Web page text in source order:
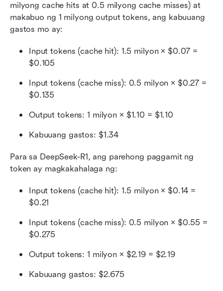
milyong cache hits at 0.5 milyong cache misses) at
makabuo ng 1 milyong output tokens, ang kabuuang
gastos mo ay:
Input tokens (cache hit): 1.5 milyon × $0.07 =
$0.105
Input tokens (cache miss): 0.5 milyon × $0.27 =
$0.135
Output tokens: 1 milyon × $1.10 = $1.10
Kabuuang gastos: $1.34
Para sa DeepSeek-R1, ang parehong paggamit ng
token ay magkakahalaga ng:
Input tokens (cache hit): 1.5 milyon × $0.14 =
$0.21
Input tokens (cache miss): 0.5 milyon × $0.55 =
$0.275
Output tokens: 1 milyon × $2.19 = $2.19
Kabuuang gastos: $2.675